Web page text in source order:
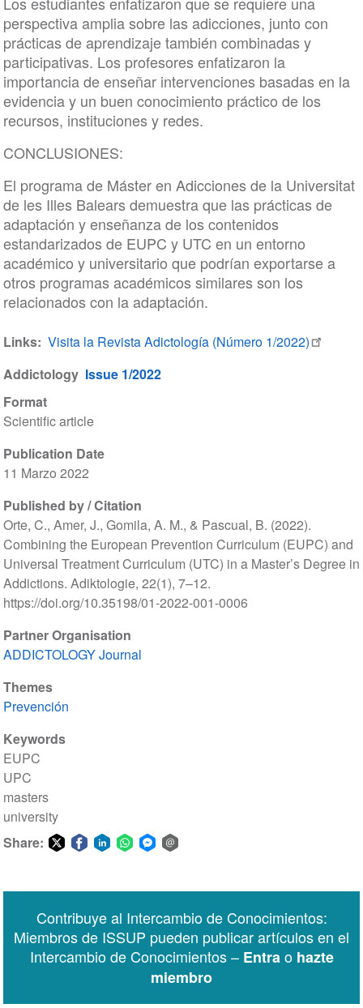
Addictology Issue 1/2022
Format
Scientific article
Publication Date
11 Marzo 2022
Published by / Citation
Orte, C., Amer, J., Gomila, A. M., & Pascual, B. (2022).
Combining the European Prevention Curriculum (EUPC) and
Universal Treatment Curriculum (UTC) in a Master’s Degree in
Addictions. Adiktologie, 22(1), 7–12.
https://doi.org/10.35198/01-2022-001-0006
Partner Organisation
ADDICTOLOGY Journal
Themes
Prevención
Keywords
EUPC
UPC
masters
university
Share:
Messenger
perspectiva amplia sobre las adicciones, junto con
prácticas de aprendizaje también combinadas y
participativas. Los profesores enfatizaron la
importancia de enseñar intervenciones basadas en la
evidencia y un buen conocimiento práctico de los
recursos, instituciones y redes.
CONCLUSIONES:
El programa de Máster en Adicciones de la Universitat
de les Illes Balears demuestra que las prácticas de
adaptación y enseñanza de los contenidos
estandarizados de EUPC y UTC en un entorno
académico y universitario que podrían exportarse a
otros programas académicos similares son los
relacionados con la adaptación.
Links Visita la Revista Adictología (Número 1/2022)
Contribuye al Intercambio de Conocimientos:
Miembros de ISSUP pueden publicar artículos en el
Intercambio de Conocimientos – Entrao hazte
miembro